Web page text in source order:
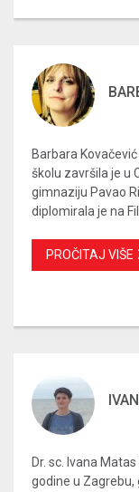
Barbara
školu završila je u
gimnaziju Pavao
diplomirala je na
PROČITAJ VIŠE
Dr. sc. Ivana
godine u Zagrebu,